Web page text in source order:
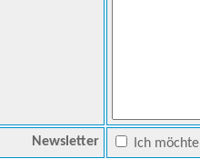
Newsletter Ich